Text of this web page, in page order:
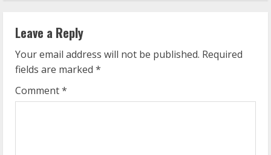
n
u
e
Leave a Reply
Your email address will not be published. Required
fields are marked *
Comment*